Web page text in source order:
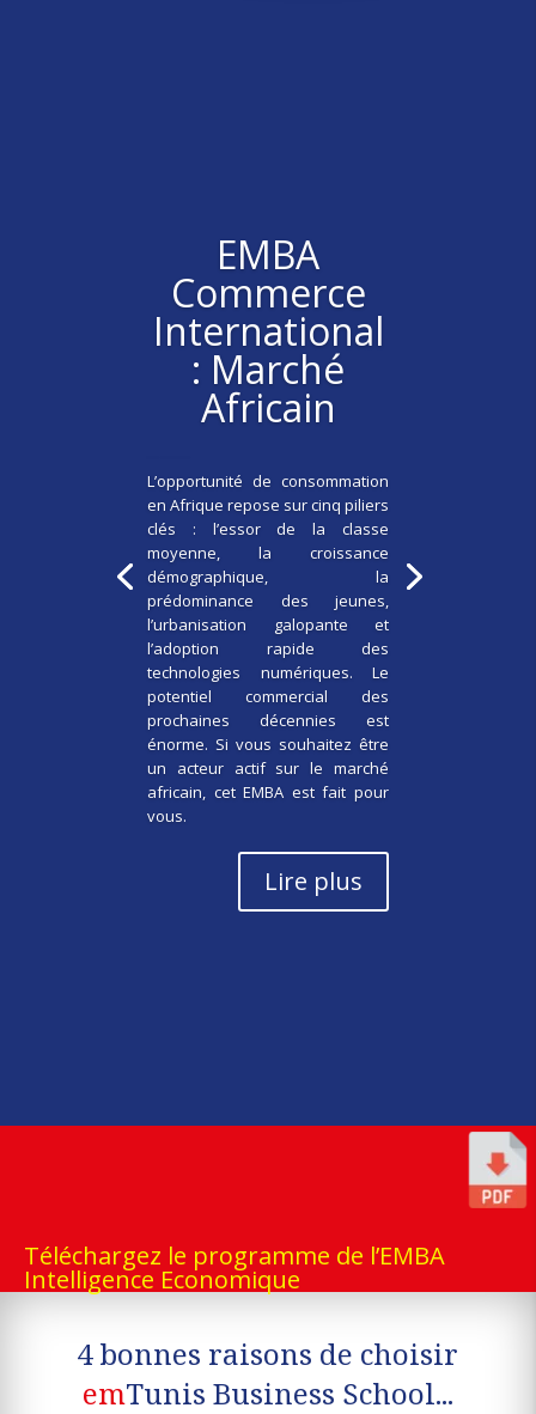
EMBA
Commerce
International
: Marché
Africain
L’opportunité de consommation
en Afrique repose sur cinq piliers
clés : l’essor de la classe
moyenne, la croissance
démographique, la
prédominance des jeunes,
l’urbanisation galopante et
l’adoption rapide des
technologies numériques. Le
potentiel commercial des
prochaines décennies est
énorme. Si vous souhaitez être
un acteur actif sur le marché
africain, cet EMBA est fait pour
vous.
Lire plus
Téléchargez le programme de l’EMBA
Intelligence Economique
4 bonnes raisons de choisir
emTunis Business School...